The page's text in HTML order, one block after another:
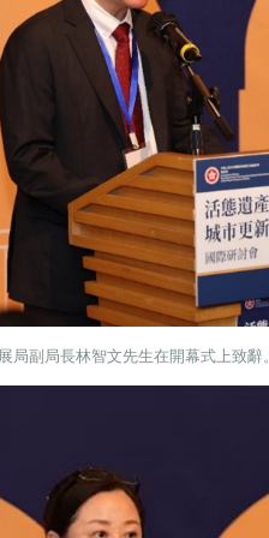
局副局長林智文先生在開幕式上致辭